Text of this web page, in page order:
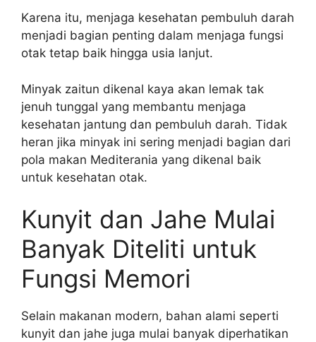
Karena itu, menjaga kesehatan pembuluh darah
menjadi bagian penting dalam menjaga fungsi
otak tetap baik hingga usia lanjut.
Minyak zaitun dikenal kaya akan lemak tak
jenuh tunggal yang membantu menjaga
kesehatan jantung dan pembuluh darah. Tidak
heran jika minyak ini sering menjadi bagian dari
pola makan Mediterania yang dikenal baik
untuk kesehatan otak.
Kunyit dan Jahe Mulai
Banyak Diteliti untuk
Fungsi Memori
Selain makanan modern, bahan alami seperti
kunyit dan jahe juga mulai banyak diperhatikan